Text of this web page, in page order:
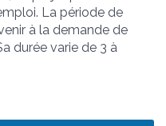
La période de
à la demande de
durée varie de 3 à